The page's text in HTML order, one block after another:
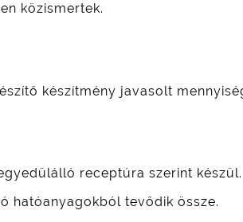
közismertek.
készítmény javasolt
receptúra szerint készül.
hatóanyagokból tevődik össze.